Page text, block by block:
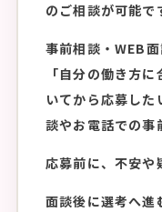
のご相談が可能で
事前相談・WEB
「自分の働き方
いてから応募した
談やお電話での事
応募前に、不安や
面談後に選考へ進